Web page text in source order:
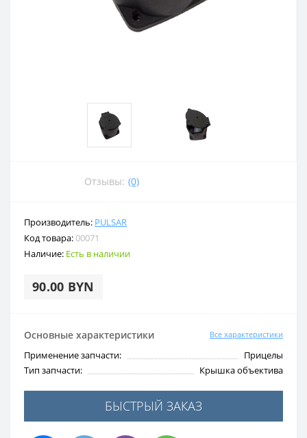
Отзывы: (0)
Производитель: PULSAR
Код товара:00071
Наличие: Есть в наличии
90.00 BYN
Основные характеристики Все характеристики
Применение запчасти:
Прицелы
Тип запчасти:
Крышка объектива
БЫСТРЫЙ ЗАКАЗ